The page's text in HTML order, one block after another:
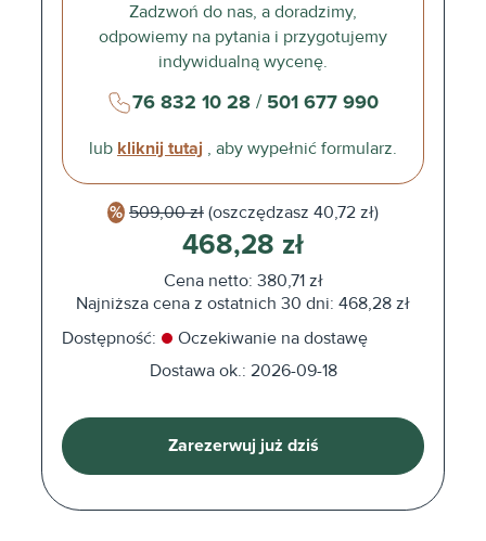
Zadzwoń do nas, a doradzimy,
odpowiemy na pytania i przygotujemy
indywidualną wycenę.
76 832 10 28/ 501 677 990
lub kliknij tutaj , aby wypełnić formularz.
509,00 zł (oszczędzasz 40,72 zł)
468,28 zł
Cena netto: 380,71 zł
Najniższa cena z ostatnich 30 dni: 468,28 zł
Dostępność:
Oczekiwanie na dostawę
Dostawa ok.: 2026-09-18
Zarezerwuj już dziś